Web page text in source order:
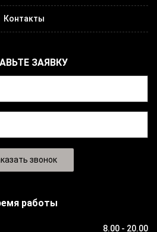
Контакты
ЗАЯВКУ
работы
8.00 - 20.00